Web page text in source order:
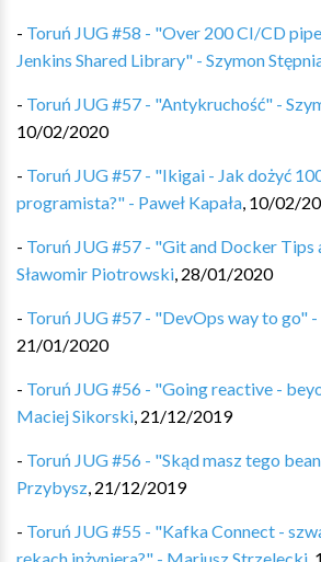
- Toruń JUG #58 - "Over 200 CI/CD
Jenkins Shared Library" - Szymon
- Toruń JUG #57 - "Antykruchość" -
10/02/2020
- Toruń JUG #57 - "Ikigai - Jak dożyć
programista?" - Paweł Kapała, 10/02/
- Toruń JUG #57 - "Git and Docker Tips
Sławomir Piotrowski, 28/01/2020
- Toruń JUG #57 - "DevOps way to go"
21/01/2020
- Toruń JUG #56 - "Going reactive -
Maciej Sikorski, 21/12/2019
- Toruń JUG #56 - "Skąd masz tego
Przybysz, 21/12/2019
- Toruń JUG #55 - "Kafka Connect -